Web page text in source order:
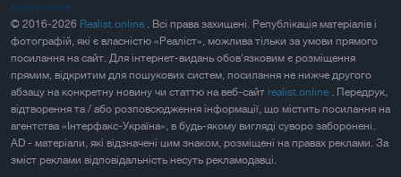
Карта сайта
© 2016-2026 Realist.online . Всі права захищені. Републікація матеріалів і
фотографій, які є власністю «Реаліст», можлива тільки за умови прямого
посилання на сайт. Для інтернет-видань обов'язковим є розміщення
прямим, відкритим для пошукових систем, посилання не нижче другого
абзацу на конкретну новину чи статтю на веб-сайт realist.online . Передрук,
відтворення та / або розповсюдження інформації, що містить посилання на
агентства «Інтерфакс-Україна», в будь-якому вигляді суворо заборонені.
AD - матеріали, які відзначені цим знаком, розміщені на правах реклами. За
зміст реклами відповідальність несуть рекламодавці.